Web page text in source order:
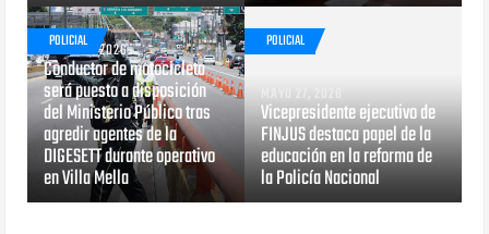
POLICIAL
MAYO 29, 2026
Conductor de motocicleta
será puesto a disposición
del Ministerio Público tras
agredir agentes de la
DIGESETT durante operativo
en Villa Mella
POLICIAL
MAYO 27, 2026
Vicepresidente ejecutivo de
FINJUS destaca papel de la
educación en la reforma de
la Policía Nacional